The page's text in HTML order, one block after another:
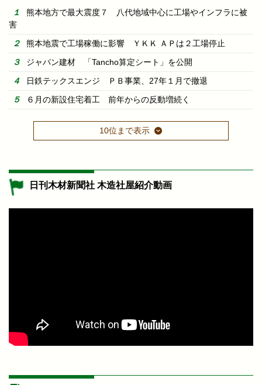
熊本地方で最大震度７ 八代地域中心に工場やインフラに被
害
熊本地震で工場稼働に影響 ＹＫＫ ＡＰは２工場停止
ジャパン建材 「Tancho算定シート」を公開
日鉄テックスエンジ ＰＢ事業、27年１月で撤退
６月の新設住宅着工 前年からの反動増続く
10位まで表示
日刊木材新聞社 木造社屋紹介動画